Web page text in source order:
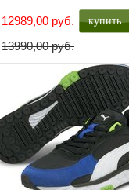
12989,00 руб.
13990,00 руб.
купить